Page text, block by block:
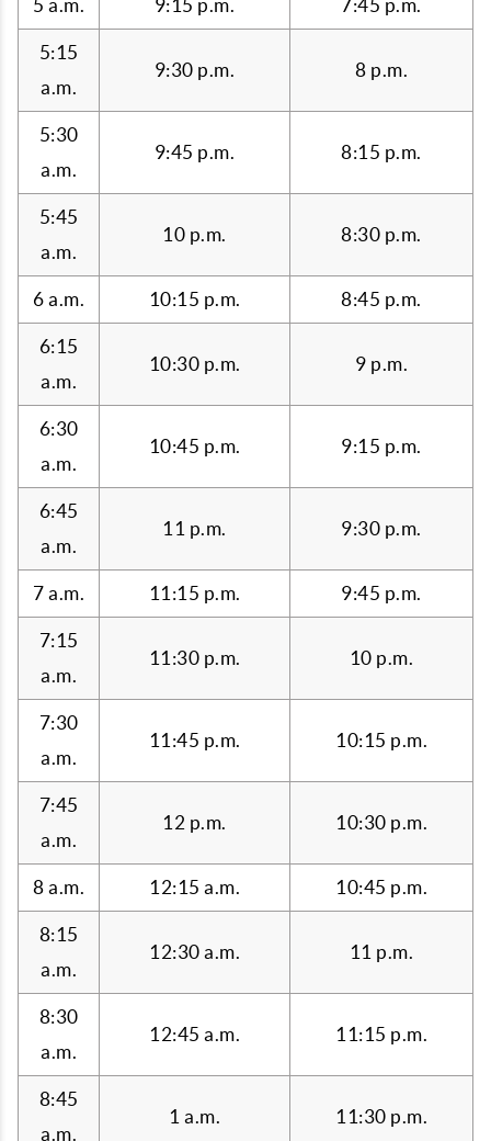
5 a.m. 9:15 p.m. 7:45 p.m.
5:15
a.m.
9:30 p.m. 8 p.m.
5:30
a.m.
9:45 p.m. 8:15 p.m.
5:45
a.m.
10 p.m. 8:30 p.m.
6 a.m. 10:15 p.m. 8:45 p.m.
6:15
a.m.
10:30 p.m. 9 p.m.
6:30
a.m.
10:45 p.m. 9:15 p.m.
6:45
a.m.
11 p.m. 9:30 p.m.
7 a.m. 11:15 p.m. 9:45 p.m.
7:15
a.m.
11:30 p.m. 10 p.m.
7:30
a.m.
11:45 p.m. 10:15 p.m.
7:45
a.m.
12 p.m. 10:30 p.m.
8 a.m. 12:15 a.m. 10:45 p.m.
8:15
a.m.
12:30 a.m. 11 p.m.
8:30
a.m.
12:45 a.m. 11:15 p.m.
8:45
a.m.
1 a.m. 11:30 p.m.